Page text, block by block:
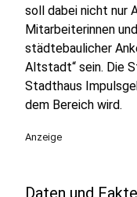
soll dabei nicht nur
Mitarbeiterinnen
städtebaulicher
Altstadt“ sein. Die
Stadthaus
dem Bereich wird.
Anzeige
Daten und